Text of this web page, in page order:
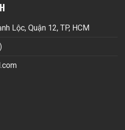
Lộc, Quận 12, TP, HCM